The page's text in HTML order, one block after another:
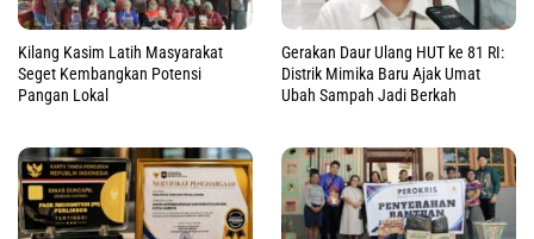
Kilang Kasim Latih Masyarakat
Seget Kembangkan Potensi
Pangan Lokal
Gerakan Daur Ulang HUT ke 81 RI:
Distrik Mimika Baru Ajak Umat
Ubah Sampah Jadi Berkah